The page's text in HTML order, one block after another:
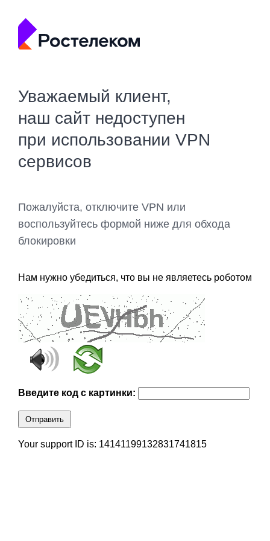
Уважаемый клиент,
наш сайт недоступен
при использовании VPN
сервисов
Пожалуйста, отключите VPN или
воспользуйтесь формой ниже для обхода
блокировки
Нам нужно убедиться, что вы не являетесь роботом
Введите код с картинки:
Отправить
Your support ID is: 14141199132831741815